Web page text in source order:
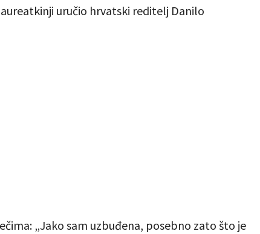
uručio hrvatski reditelj Danilo
„Jako sam uzbuđena, posebno zato što je